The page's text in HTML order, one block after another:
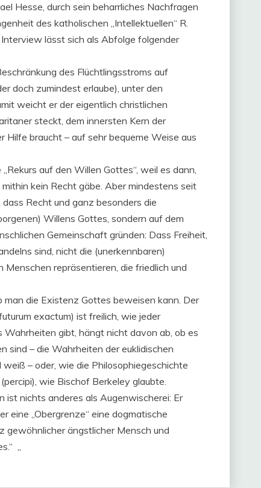
Hesse, durch sein beharrliches Nachfragen
des katholischen „Intellektuellen“ R.
lässt sich als Abfolge folgender
des Flüchtlingsstroms auf
doch zumindest erlaube), unter den
weicht er der eigentlich christlichen
steckt, dem innersten Kern der
Hilfe braucht – auf sehr bequeme Weise aus
auf den Willen Gottes“, weil es dann,
kein Recht gäbe. Aber mindestens seit
Recht und ganz besonders die
Willens Gottes, sondern auf dem
Gemeinschaft gründen: Dass Freiheit,
sind, nicht die (unerkennbaren)
repräsentieren, die friedlich und
man die Existenz Gottes beweisen kann. Der
exactum) ist freilich, wie jeder
gibt, hängt nicht davon ab, ob es
sind – die Wahrheiten der euklidischen
– oder, wie die Philosophiegeschichte
wie Bischof Berkeley glaubte.
ist nichts anderes als Augenwischerei: Er
eine „Obergrenze“ eine dogmatische
gewöhnlicher ängstlicher Mensch und
„